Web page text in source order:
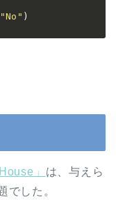
"No" )
」 は、与えら
でした。